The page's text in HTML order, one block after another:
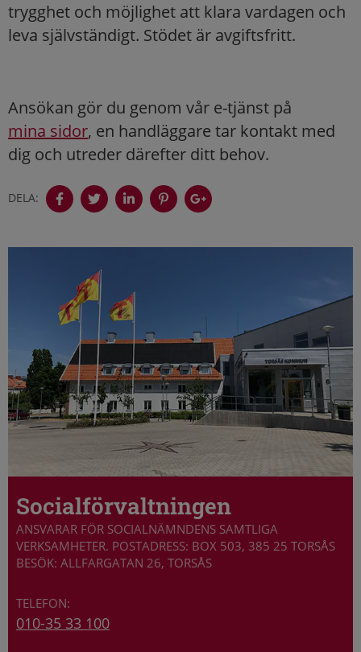
trygghet och möjlighet att klara vardagen och
leva självständigt. Stödet är avgiftsfritt.
Ansökan gör du genom vår e-tjänst på
mina sidor, en handläggare tar kontakt med
dig och utreder därefter ditt behov.
DELA:
Socialförvaltningen
ANSVARAR FÖR SOCIALNÄMNDENS SAMTLIGA
VERKSAMHETER. POSTADRESS: BOX 503, 385 25 TORSÅS
BESÖK: ALLFARGATAN 26, TORSÅS
010-35 33 100